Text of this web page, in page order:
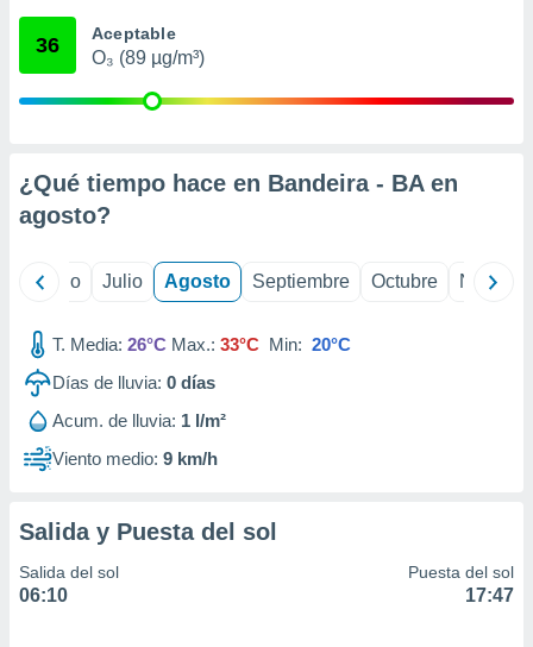
mediante
publicidad
1199
36 Aceptable
O₃ (89 µg/m³)
¿Qué tiempo hace en Bandeira - BA en
agosto?
Junio Julio Agosto Septiembre Octubre
T. Media: 26°C Max.: 33°C Min: 20°C
Días de lluvia: 0 días
Acum. de lluvia: 1 l/m²
Viento medio: 9 km/h
Salida y Puesta del sol
Salida del sol
06:10
Puesta del sol
17:47